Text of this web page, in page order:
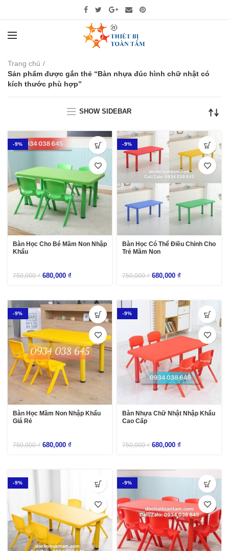
Trang chủ
Sản phẩm được gắn thẻ “Bàn nhựa đúc hình chữ nhật có
kích thước phù hợp”
SHOW SIDEBAR
-9%
Bàn Học Cho Bé Mầm Non Nhập
Khẩu
750,000₫ 680,000 ₫
-9%
Bàn Học Có Thể Điều Chỉnh Cho
Trẻ Mầm Non
750,000₫ 680,000 ₫
-9%
Bàn Học Mầm Non Nhập Khẩu
Giá Rẻ
750,000₫ 680,000 ₫
-9%
Bàn Nhựa Chữ Nhật Nhập Khẩu
Cao Cấp
750,000₫ 680,000 ₫
-9% -9%